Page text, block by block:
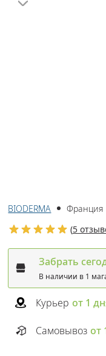
BIODERMA Франция
(5
Забрать
В наличии в 1
Курьер от 1
Самовывоз от